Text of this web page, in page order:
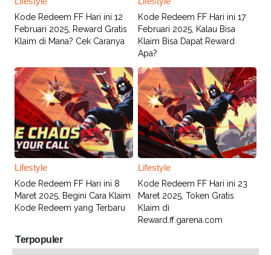
Kode Redeem FF Hari ini 12
Februari 2025, Reward Gratis
Klaim di Mana? Cek Caranya
Kode Redeem FF Hari ini 17
Februari 2025, Kalau Bisa
Klaim Bisa Dapat Reward
Apa?
Lifestyle
Kode Redeem FF Hari ini 8
Maret 2025, Begini Cara Klaim
Kode Redeem yang Terbaru
Lifestyle
Kode Redeem FF Hari ini 23
Maret 2025, Token Gratis
Klaim di
Reward.ff.garena.com
Terpopuler